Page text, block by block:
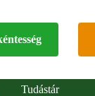
Tudástár